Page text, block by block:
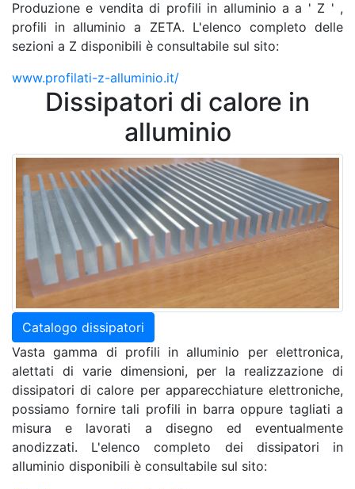
Produzione e vendita di profili in alluminio a a ' Z ' ,
profili in alluminio a ZETA. L'elenco completo delle
sezioni a Z disponibili è consultabile sul sito:
www.profilati-z-alluminio.it/
Dissipatori di calore in
alluminio
Catalogo dissipatori
Vasta gamma di profili in alluminio per elettronica,
alettati di varie dimensioni, per la realizzazione di
dissipatori di calore per apparecchiature elettroniche,
possiamo fornire tali profili in barra oppure tagliati a
misura e lavorati a disegno ed eventualmente
anodizzati. L'elenco completo dei dissipatori in
alluminio disponibili è consultabile sul sito: